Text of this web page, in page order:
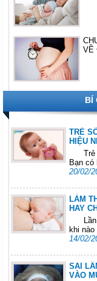
VỀ
BÍ
TRẺ
HIỆU
Trẻ
Bạn có
20/02/
LÀM
HAY
Lần
khi
14/02/
SAI
VÀO